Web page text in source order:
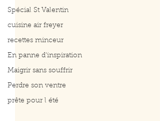
Spécial St Valentin
cuisine air freyer
recettes minceur
En panne d'inspiration
Maigrir sans souffrir
Perdre son ventre
prête pour l été